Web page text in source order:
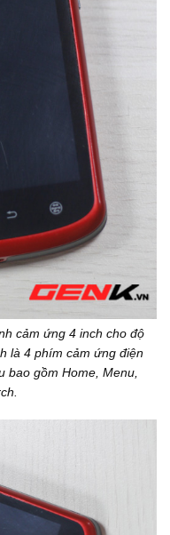
cảm ứng 4 inch cho độ
là 4 phím cảm ứng điện
bao gồm Home, Menu,